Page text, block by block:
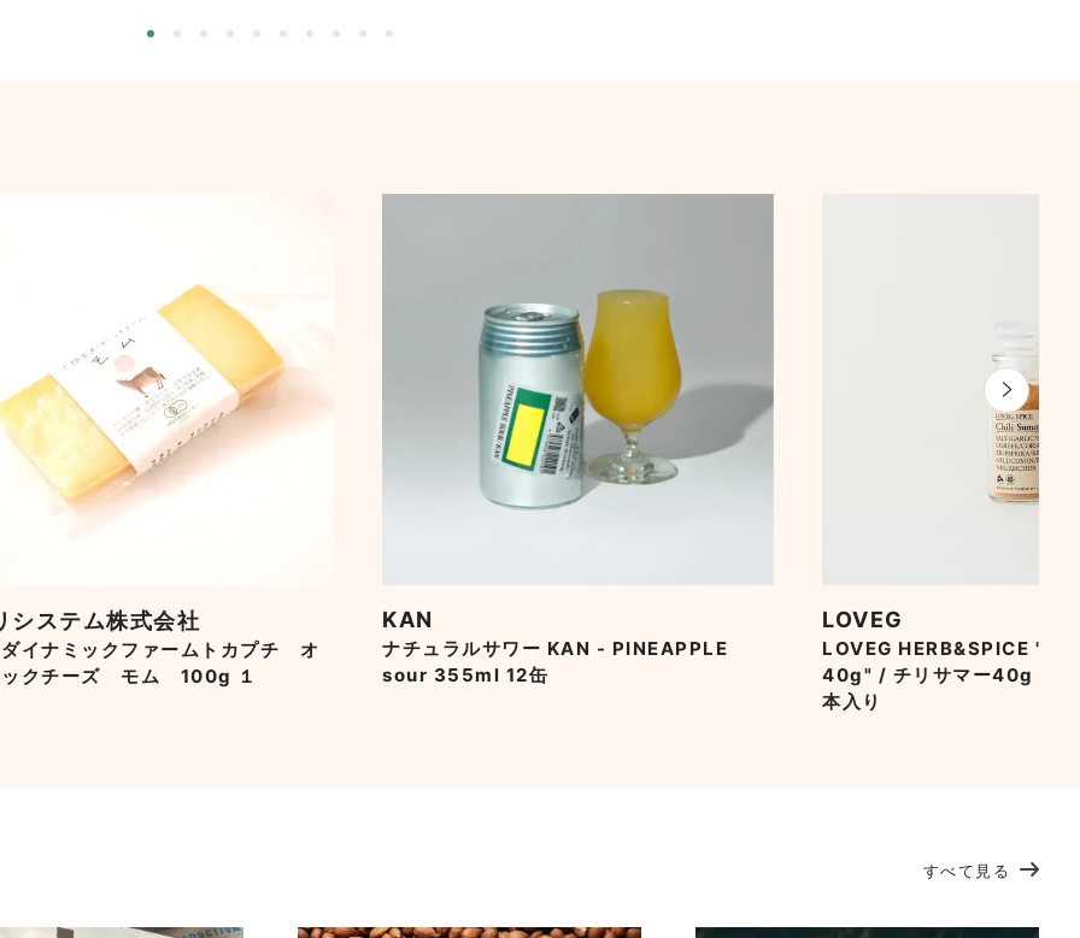
システム株式会社
イナミックファームトカプチ オ
ックチーズ モム 100g １
KAN
ナチュラルサワー KAN - PINEAPPLE
sour 355ml 12缶
LOVEG
LOVEG HERB&SPICE
40g" / チリサマー40g チ
本入り
すべて見る